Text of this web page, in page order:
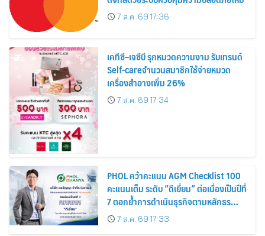
7 ส.ค. 69 17:36
เคทีซี–เจซีบี รุกหมวดความงาม รับเทรนด์
Self-careจำนวนสมาชิกใช้จ่ายหมวด
เครื่องสำอางเพิ่ม 26%
7 ส.ค. 69 17:34
PHOL คว้าคะแนน AGM Checklist 100
คะแนนเต็ม ระดับ “ดีเยี่ยม” ต่อเนื่องเป็นปีที่
7 ตอกย้ำการดำเนินธุรกิจตามหลักธร
รมาภิบาล โปร่งใส สร้างความเชื่อมั่นผู้ถือ
หุ้น
7 ส.ค. 69 17:33